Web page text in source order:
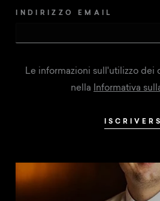
INDIRIZZO EMAIL
Le informazioni sull'utilizzo dei
nella Informativa